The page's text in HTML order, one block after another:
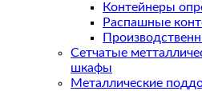
Контейнеры
Распашные
Сетчатые
шкафы
Металлические